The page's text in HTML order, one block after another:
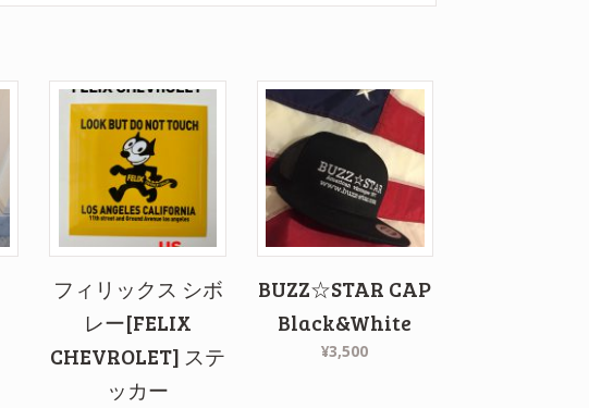
フィリックス シボ
レー[FELIX
CHEVROLET] ステ
ッカー
BUZZ☆STAR CAP
Black&White
¥3,500